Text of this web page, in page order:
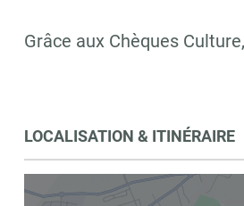
Grâce aux Chèques
LOCALISATION & ITINÉRAIRE